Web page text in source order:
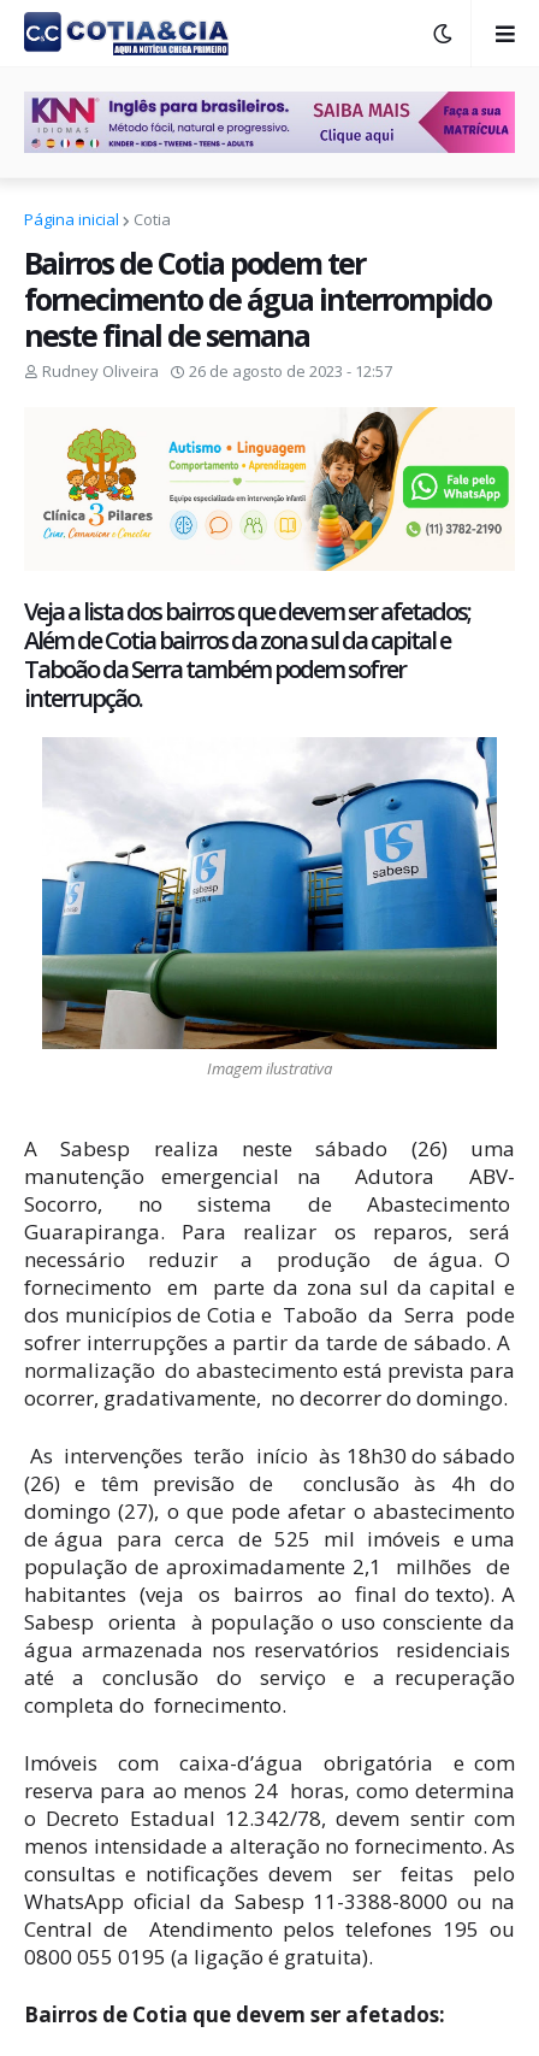
Página inicial Cotia
Bairros de Cotia podem ter
fornecimento de água interrompido
neste final de semana
Rudney Oliveira 26 de agosto de 2023 - 12:57
Veja a lista dos bairros que devem ser afetados;
Além de Cotia bairros da zona sul da capital e
Taboão da Serra também podem sofrer
interrupção.
Imagem ilustrativa
A Sabesp realiza neste sábado (26) uma
manutenção emergencial na Adutora ABV-
Socorro, no sistema de Abastecimento
Guarapiranga. Para realizar os reparos, será
necessário reduzir a produção de água. O
fornecimento em parte da zona sul da capital e
dos municípios de Cotia e Taboão da Serra pode
sofrer interrupções a partir da tarde de sábado. A
normalização do abastecimento está prevista para
ocorrer, gradativamente, no decorrer do domingo.
As intervenções terão início às 18h30 do sábado
(26) e têm previsão de
conclusão às 4h do
domingo (27), o que pode afetar o abastecimento
de água para cerca de 525 mil imóveis e uma
população de aproximadamente 2,1
milhões de
habitantes (veja os bairros ao final do texto). A
Sabesp orienta à população o uso consciente da
água armazenada nos reservatórios
residenciais
até
a conclusão do serviço e
a recuperação
completa do fornecimento.
Imóveis com caixa-d’água obrigatória
e com
reserva para ao menos 24 horas, como determina
o Decreto Estadual 12.342/78, devem sentir com
menos intensidade a alteração no fornecimento. As
consultas e notificações devem
ser feitas
pelo
WhatsApp oficial da Sabesp 11-3388-8000 ou na
Central de
Atendimento pelos telefones 195 ou
0800 055 0195 (a ligação é gratuita).
Bairros de Cotia que devem ser afetados: